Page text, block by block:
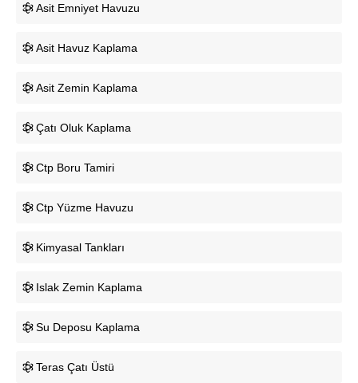
Asit Emniyet Havuzu
Asit Havuz Kaplama
Asit Zemin Kaplama
Çatı Oluk Kaplama
Ctp Boru Tamiri
Ctp Yüzme Havuzu
Kimyasal Tankları
Islak Zemin Kaplama
Su Deposu Kaplama
Teras Çatı Üstü